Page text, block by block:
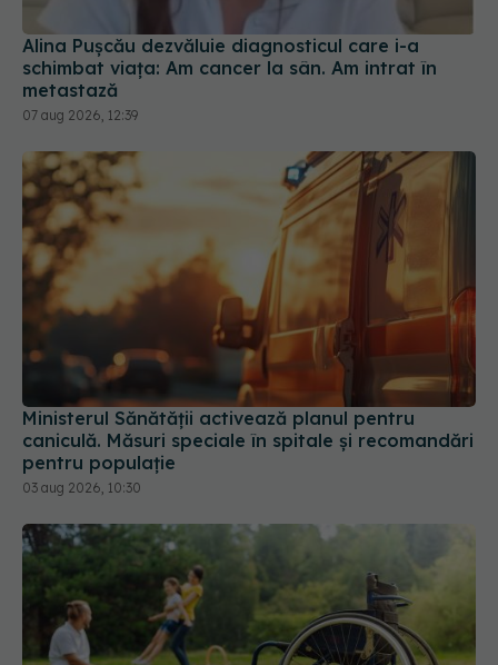
07 aug 2026, 12:39
Ministerul Sănătății activează planul pentru
caniculă. Măsuri speciale în spitale și recomandări
pentru populație
03 aug 2026, 10:30